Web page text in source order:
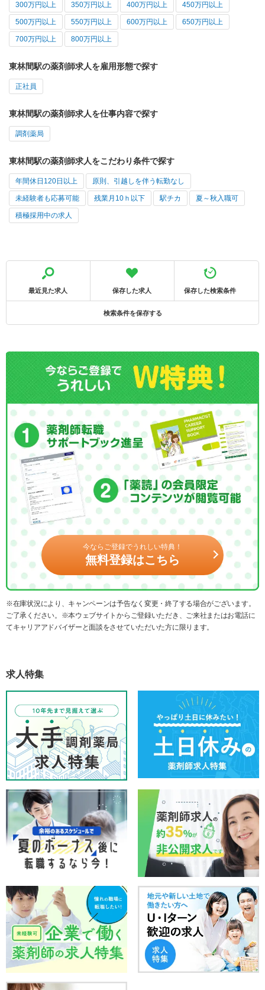
300万円以上 350万円以上 400万円以上 450万円以上
500万円以上 550万円以上 600万円以上 650万円以上
700万円以上 800万円以上
東林間駅の薬剤師求人を雇用形態で探す
正社員
東林間駅の薬剤師求人を仕事内容で探す
調剤薬局
東林間駅の薬剤師求人をこだわり条件で探す
年間休日120日以上 原則、引越しを伴う転勤なし
未経験者も応募可能 残業月10ｈ以下 駅チカ 夏～秋入職可
積極採用中の求人
最近見た求人 保存した求人 保存した検索条件
検索条件を保存する
今ならご登録でうれしい特典！
無料登録はこちら
※在庫状況により、キャンペーンは予告なく変更・終了する場合がございます。
ご了承ください。※本ウェブサイトからご登録いただき、ご来社またはお電話に
てキャリアアドバイザーと面談をさせていただいた方に限ります。
求人特集